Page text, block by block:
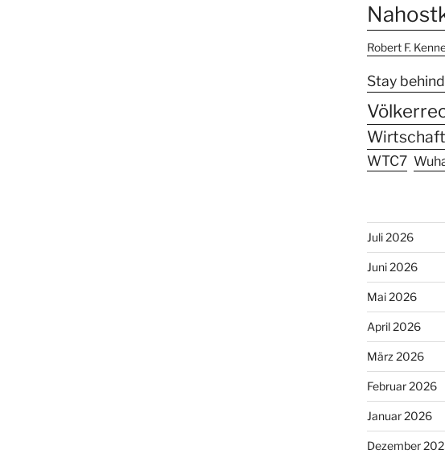
Robert F.
Stay behind
WTC7
Juli 2026
Juni 2026
Mai 2026
April 2026
März 2026
Februar 2026
Januar 2026
Dezember